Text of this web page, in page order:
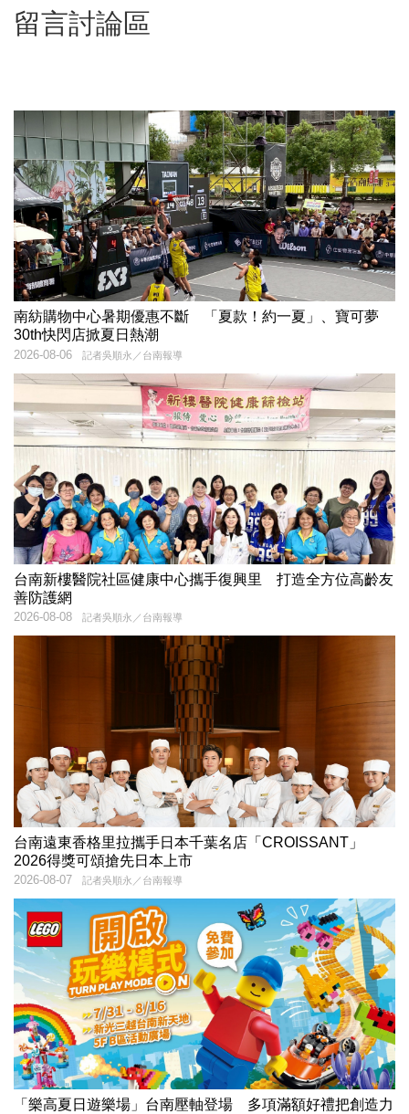
留言討論區
南紡購物中心暑期優惠不斷 「夏款！約一夏」、寶可夢
30th快閃店掀夏日熱潮
記者吳順永／台南報導
2026-08-06
台南新樓醫院社區健康中心攜手復興里 打造全方位高齡友
善防護網
記者吳順永／台南報導
2026-08-08
台南遠東香格里拉攜手日本千葉名店「CROISSANT」
2026得獎可頌搶先日本上市
記者吳順永／台南報導
2026-08-07
「樂高夏日遊樂場」台南壓軸登場 多項滿額好禮把創造力